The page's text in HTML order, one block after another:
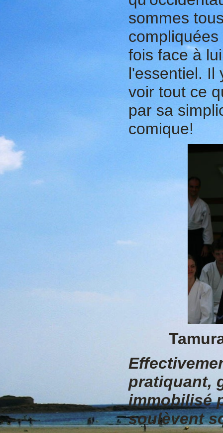
sommes
fois face à
l'essentiel. Il
voir tout ce
par sa
comique!
pratiquant,
immobilisé
soulèvent